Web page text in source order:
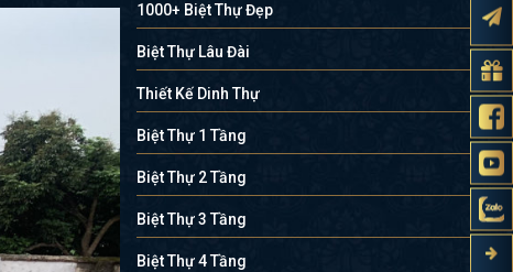
1000+ Biệt Thự Đẹp
Biệt Thự Lâu Đài
Thiết Kế Dinh Thự
Biệt Thự 1 Tầng
Biệt Thự 2 Tầng
Biệt Thự 3 Tầng
Biệt Thự 4 Tầng